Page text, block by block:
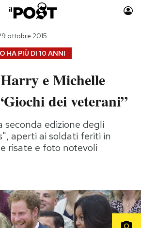
Auto
Moda
Consumismi
Storie/Idee
Ok Boomer!
Media
Mondiali calcio 2026
HA PIÙ DI 10 ANNI
ottobre 2015
e Michelle
dei veterani”
seconda edizione degli
aperti ai soldati feriti in
risate e foto notevoli